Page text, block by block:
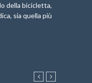
della bicicletta,
sia quella più